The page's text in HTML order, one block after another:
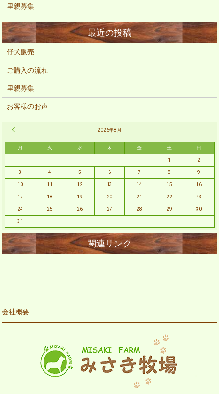
里親募集
仔犬販売
ご購入の流れ
里親募集
お客様のお声
2026年8月
月 火 水 木 金 土 日
1 2
3 4 5 6 7 8 9
10 11 12 13 14 15 16
17 18 19 20 21 22 23
24 25 26 27 28 29 30
31
会社概要